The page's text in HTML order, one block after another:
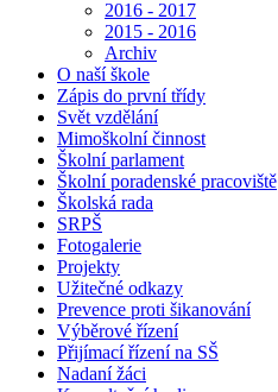
2016 - 2017
2015 - 2016
Archiv
O naší škole
Zápis do první třídy
Svět vzdělání
Mimoškolní činnost
Školní parlament
Školní poradenské pracoviště
Školská rada
SRPŠ
Fotogalerie
Projekty
Užitečné odkazy
Prevence proti šikanování
Výběrové řízení
Přijímací řízení na SŠ
Nadaní žáci